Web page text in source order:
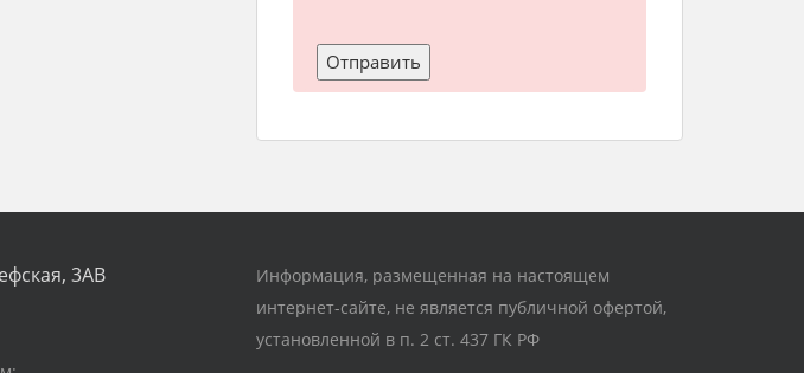
3АВ
Информация, размещенная на настоящем
интернет-сайте, не является публичной офертой,
установленной в п. 2 ст. 437 ГК РФ